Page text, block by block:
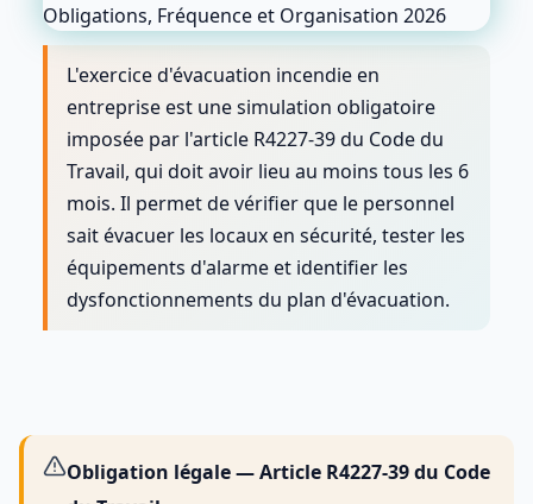
L'exercice d'évacuation incendie en
entreprise est une simulation obligatoire
imposée par l'article R4227-39 du Code du
Travail, qui doit avoir lieu au moins tous les 6
mois. Il permet de vérifier que le personnel
sait évacuer les locaux en sécurité, tester les
équipements d'alarme et identifier les
dysfonctionnements du plan d'évacuation.
Obligation légale — Article R4227-39 du Code